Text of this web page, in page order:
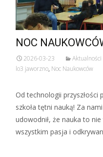
NOC
2026-03-23 Aktualności
lo3 jaworzno, Noc Naukowców
Od technologii przyszłości
szkoła tętni nauką! Za
udowodnił, że nauka to
wszystkim pasja i